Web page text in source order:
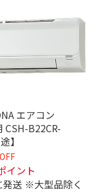
エアコン
CSH-B22CR-
】
イント
送 ※大型品除く